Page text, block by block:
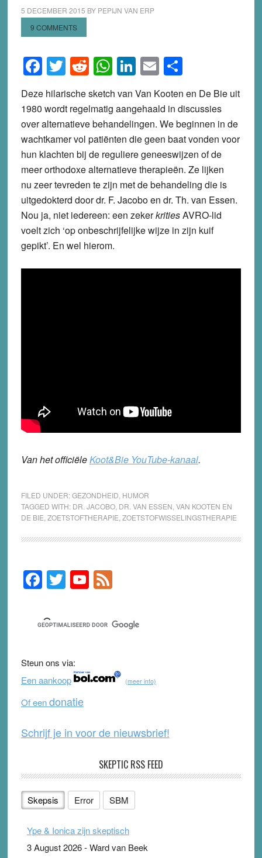
5 DECEMBER 2015 BY PEPIJN VAN ERP
9 COMMENTS
Facebook
Twitter
Reddit
WhatsApp
LinkedIn
EmailShare
Deze hilarische sketch van Van Kooten en De Bie uit
1980 wordt regelmatig aangehaald in discussies
over alternatieve behandelingen. We beginnen in de
wachtkamer vol patiënten die geen baat vonden voor
hun klachten bij de reguliere geneeswijzen of de
meer orthodoxe alternatieve therapieën. Ze lijken
nu zeer tevreden te zijn met de behandeling die is
uitgedokterd door dr. F. Jacobo en dr. Th. van Essen.
Nou ja, niet iedereen: een zekerkritiesAVRO-lid
voelt zich ‘op onbeschrijfelijke wijze in zijn kuif
gepikt’. En wel hierom.
Van het officiëleKoot&Bie YouTube-kanaal.
FILED UNDER:GEZONDHEID HUMOR
TAGGED WITH: DR. JACOBO, DR. VAN ESSEN VAN KOOTEN EN
DE BIE ZOETSTOFTHERAPIE ZOETSTOFWISSELINGSTHERAPIE
Primary
Sidebar
F
a
c
e
b
o
o
k
T
wi
tt
er
Y
o
u
T
b
e
F
e
d
Steun ons via:
Een aankoop
(meer info)
Of eendonatie
Schrijf je in voor de nieuwsbrief!
SKEPTIC RSS FEED
Skepsis Error SBM
Ype & Ionica zijn skeptisch
3 August 2026-Ward van Beek